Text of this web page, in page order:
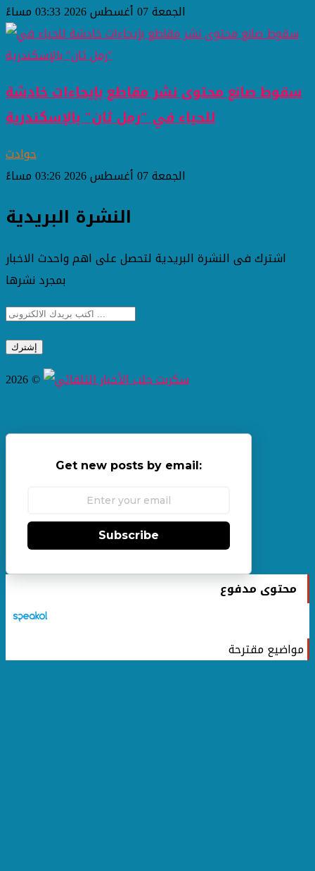
الجمعة 07 أغسطس 2026 03:33 مساءً
سقوط صانع محتوى نشر مقاطع بإيحاءات خادشة
للحياء في "رمل ثان" بالإسكندرية
حوادث
الجمعة 07 أغسطس 2026 03:26 مساءً
النشرة البريدية
اشترك فى النشرة البريدية لتحصل على اهم واحدث الاخبار
بمجرد نشرها
2026 ©
Get new posts by email:
Subscribe
محتوى مدفوع
مواضيع مقترحة